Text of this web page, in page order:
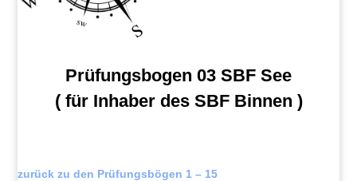
Prüfungsbogen 03 SBF See
( für Inhaber des SBF Binnen )
zurück zu den Prüfungsbögen 1 – 15